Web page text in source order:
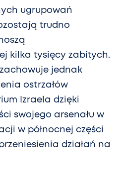
ugrupowań
trudno
kilka tysięcy zabitych.
jednak
ostrzałów
Izraela dzięki
swojego arsenału w
w północnej części
działań na